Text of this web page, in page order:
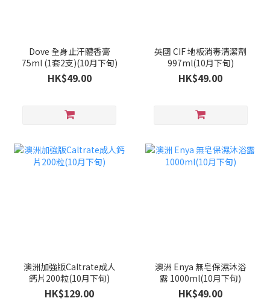
Dove 全身止汗體香膏
75ml (1套2支)(10月下旬)
HK$49.00
英國 CIF 地板消毒清潔劑
997ml(10月下旬)
HK$49.00
澳洲加強版Caltrate成人
鈣片200粒(10月下旬)
HK$129.00
澳洲 Enya 無皂保濕沐浴
露 1000ml(10月下旬)
HK$49.00